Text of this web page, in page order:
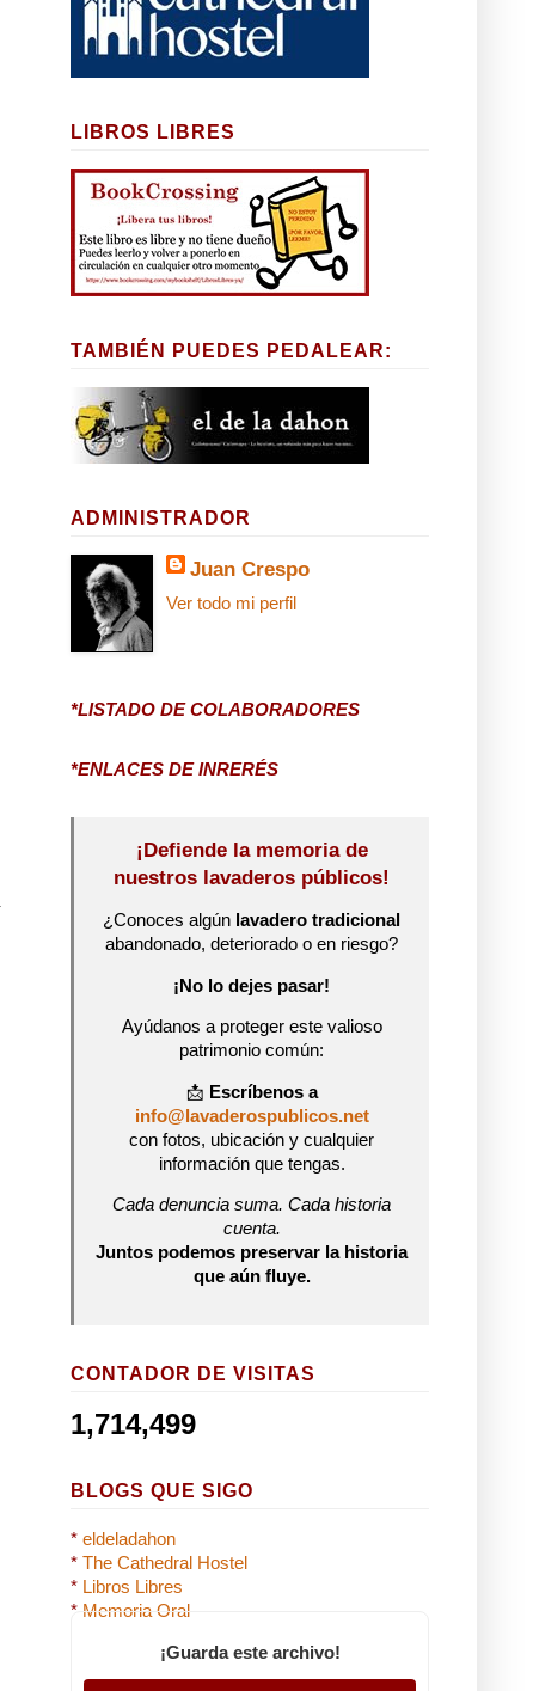
LIBROS LIBRES
TAMBIÉN PUEDES PEDALEAR:
ADMINISTRADOR
Juan Crespo
Ver todo mi perfil
*LISTADO DE COLABORADORES
*ENLACES DE INRERÉS
¡Defiende la memoria de
nuestros lavaderos públicos!
¿Conoces algún lavadero tradicional
abandonado, deteriorado o en riesgo?
¡No lo dejes pasar!
Ayúdanos a proteger este valioso
patrimonio común:
📩 Escríbenos a
info@lavaderospublicos.net
con fotos, ubicación y cualquier
información que tengas.
Cada denuncia suma. Cada historia
cuenta.
Juntos podemos preservar la historia
que aún fluye.
CONTADOR DE VISITAS
1,714,499
BLOGS QUE SIGO
* eldeladahon
* The Cathedral Hostel
* Libros Libres
* Memoria Oral
¡Guarda este archivo!